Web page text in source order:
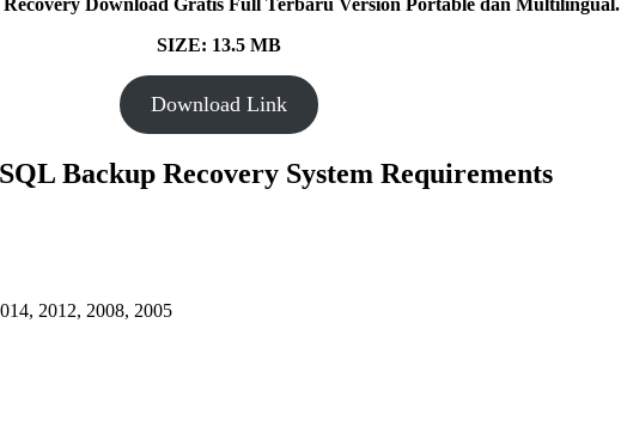
Download Gratis Full Terbaru Version Portable dan Multilingual.
SIZE: 13.5 MB
Download Link
Backup Recovery System Requirements
2012, 2008, 2005